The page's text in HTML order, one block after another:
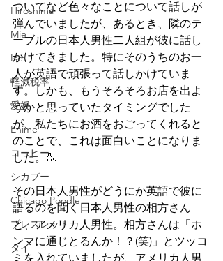
Hiroshima
Mie
Ise
軽減税率
愛媛
Ehime
コーヒー
シカプー
Chicago Poodle
ブレスレット
タイ
ついてなど色々なことについて話しが
弾んでいましたが、あるとき、隣のテ
ーブルの日本人男性二人組が彼に話し
かけてきました。特にそのうちのお一
人が英語で頑張って話しかけていま
す。しかも、もうそろそろお店を出よ
うかと思っていたタイミングでした
が、私たちにお酒をおごってくれると
のことで、これは面白いことになりま
した。🍶
その日本人男性がどうにか英語で彼に
語るのを聞く日本人男性の相方さん
と、アメリカ人男性。相方さんは「ホ
ンマに通じとるんか！？(笑)」とツッコ
ミを入れていましたが、アメリカ人男